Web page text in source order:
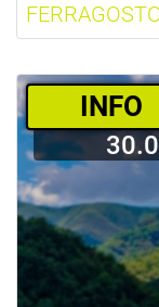
­INFO